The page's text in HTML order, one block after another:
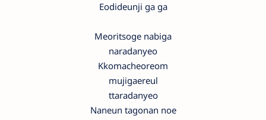
Eodideunji ga ga
Meoritsoge nabiga
naradanyeo
Kkomacheoreom
mujigaereul
ttaradanyeo
Naneun tagonan noe